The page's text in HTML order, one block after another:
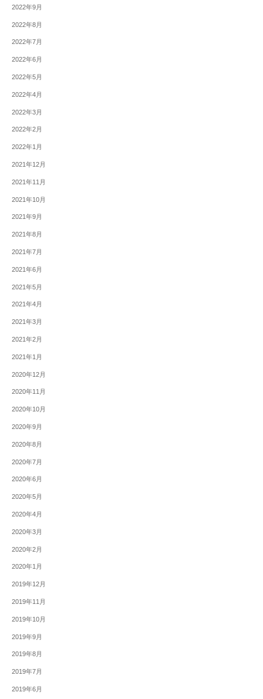
2022年9月
2022年8月
2022年7月
2022年6月
2022年5月
2022年4月
2022年3月
2022年2月
2022年1月
2021年12月
2021年11月
2021年10月
2021年9月
2021年8月
2021年7月
2021年6月
2021年5月
2021年4月
2021年3月
2021年2月
2021年1月
2020年12月
2020年11月
2020年10月
2020年9月
2020年8月
2020年7月
2020年6月
2020年5月
2020年4月
2020年3月
2020年2月
2020年1月
2019年12月
2019年11月
2019年10月
2019年9月
2019年8月
2019年7月
2019年6月